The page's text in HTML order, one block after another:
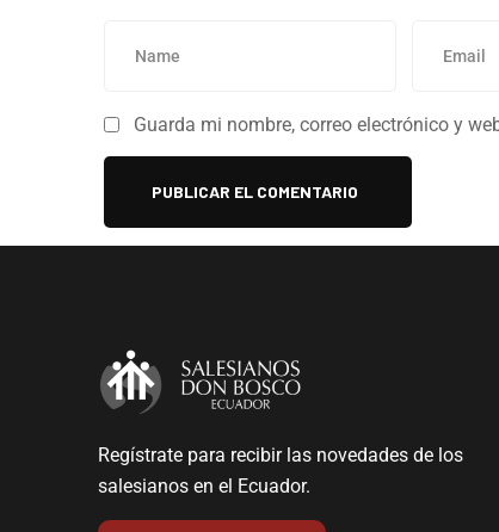
Guarda mi nombre, correo electrónico y
Regístrate para recibir las novedades de los
salesianos en el Ecuador.